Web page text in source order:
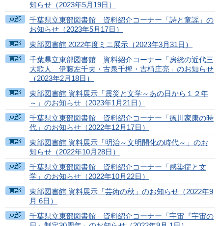
知らせ（2023年5月19日）
千葉県立東部図書館 資料紹介コーナー「詩と童謡」の
お知らせ（2023年5月17日）
東部図書館 2022年度ミニ展示（2023年3月31日）
千葉県立東部図書館 資料紹介コーナー「房総の近代三
大歌人 伊藤左千夫・古泉千樫・吉植庄亮」のお知らせ
（2023年2月18日）
東部図書館 資料展示「震災と文学～あの日から１２年
～」のお知らせ（2023年1月21日）
千葉県立東部図書館 資料紹介コーナー「徳川家康の時
代」のお知らせ（2022年12月17日）
東部図書館 資料展示「明治～文明開化の時代～」のお
知らせ（2022年10月28日）
千葉県立東部図書館 資料紹介コーナー「感染症と文
学」のお知らせ（2022年10月22日）
東部図書館 資料展示「芸術の秋」のお知らせ（2022年9
月 6日）
千葉県立東部図書館 資料紹介コーナー「宇宙『宇宙の